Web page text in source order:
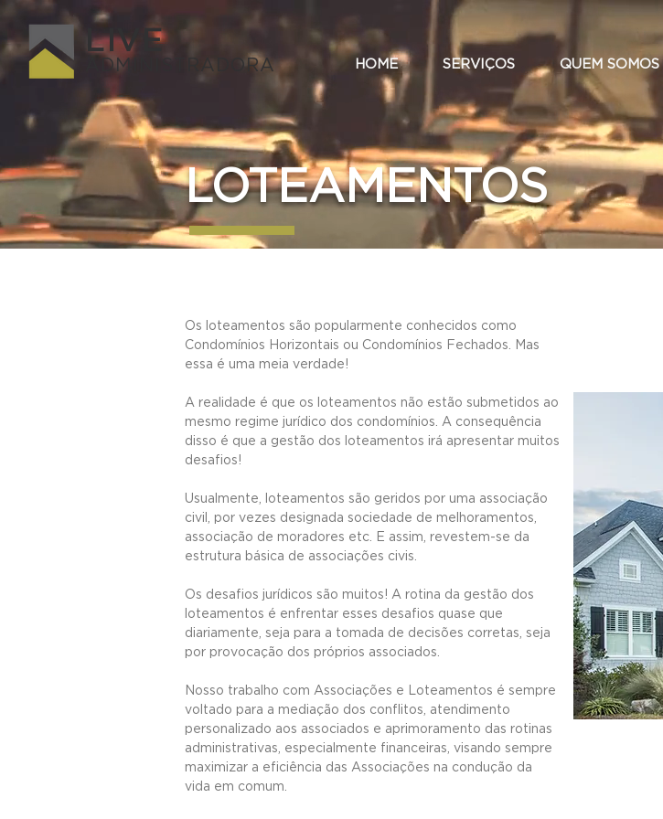
LIVE
ADMINISTRADORA HOME SERVIÇOS QUEM SOMOS
LOTEAMENTOS
Os loteamentos são popularmente conhecidos como
Condomínios Horizontais ou Condomínios Fechados. Mas
essa é uma meia verdade!
A realidade é que os loteamentos não estão submetidos ao
mesmo regime jurídico dos condomínios. A consequência
disso é que a gestão dos loteamentos irá apresentar muitos
desafios!
Usualmente, loteamentos são geridos por uma associação
civil, por vezes designada sociedade de melhoramentos,
associação de moradores etc. E assim, revestem-se da
estrutura básica de associações civis.
Os desafios jurídicos são muitos! A rotina da gestão dos
loteamentos é enfrentar esses desafios quase que
diariamente, seja para a tomada de decisões corretas, seja
por provocação dos próprios associados.
Nosso trabalho com Associações e Loteamentos é sempre
voltado para a mediação dos conflitos, atendimento
personalizado aos associados e aprimoramento das rotinas
administrativas, especialmente financeiras, visando sempre
maximizar a eficiência das Associações na condução da
vida em comum.